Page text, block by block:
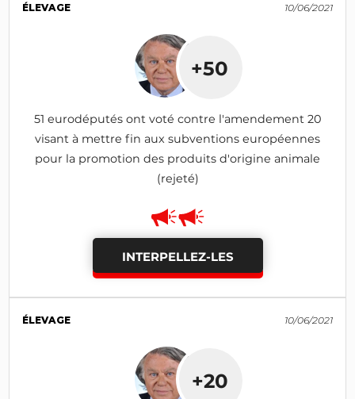
ÉLEVAGE 10/06/2021
+50
51 eurodéputés ont voté contre l'amendement 20
visant à mettre fin aux subventions européennes
pour la promotion des produits d'origine animale
(rejeté)
INTERPELLEZ-LES
ÉLEVAGE 10/06/2021
+20